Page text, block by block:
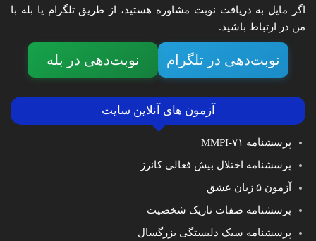
اگر مایل به دریافت نوبت مشاوره هستید، از طریق تلگرام یا بله با
من در ارتباط باشید.
نوبت‌دهی در تلگرام نوبت‌دهی در بله
آزمون های آنلاین سایت
پرسشنامه MMPI-۷۱
پرسشنامه اختلال بیش فعالی کانرز
آزمون ۵ زبان عشق
پرسشنامه صفات تاریک شخصیت
پرسشنامه سبک دلبستگی بزرگسال